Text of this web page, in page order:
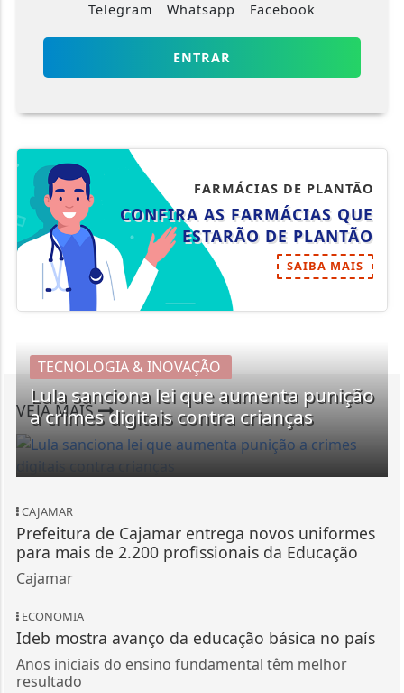
Telegram Whatsapp Facebook
ENTRAR
FARMÁCIAS DE PLANTÃO
CONFIRA AS FARMÁCIAS QUE
ESTARÃO DE PLANTÃO
SAIBA MAIS
VEJA MAIS
TECNOLOGIA & INOVAÇÃO
Lula sanciona lei que aumenta punição
a crimes digitais contra crianças
CAJAMAR
Prefeitura de Cajamar entrega novos uniformes
para mais de 2.200 profissionais da Educação
Cajamar
ECONOMIA
Ideb mostra avanço da educação básica no país
Anos iniciais do ensino fundamental têm melhor
resultado